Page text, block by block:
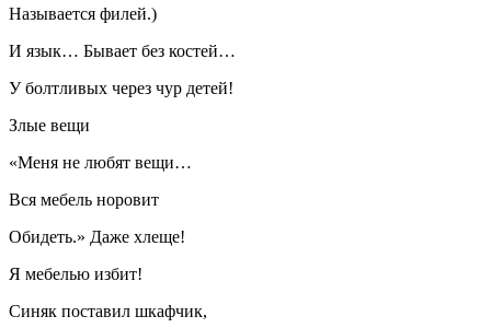
Называется филей.)
И язык… Бывает без костей…
У болтливых через чур детей!
Злые вещи
«Меня не любят вещи…
Вся мебель норовит
Обидеть.» Даже хлеще!
Я мебелью избит!
Синяк поставил шкафчик,